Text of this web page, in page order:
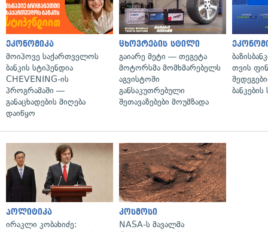
ეკონომიკა
მოიპოვე საქართველოს
ბანკის სტიპენდია
CHEVENING-ის
პროგრამაში —
განაცხადების მიღება
დაიწყო
ცხოვრების სტილი
გაიარე მეტი — თეგეტა
მოტორსმა მომხმარებელს
აგვისტოში
განსაკუთრებული
შეთავაზებები მოუმზადა
თვის
პოლიტიკა
ირაკლი კობახიძე:
კოსმოსი
NASA-ს მავალმა